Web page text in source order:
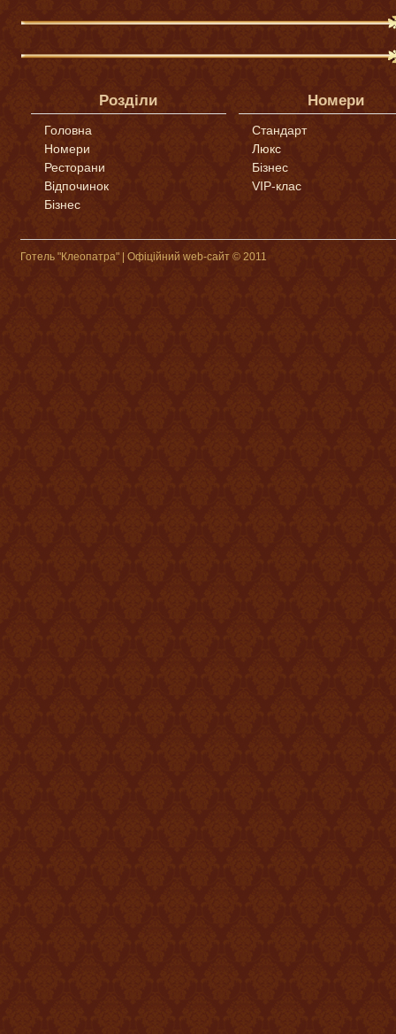
Розділи
Головна
Номери
Ресторани
Відпочинок
Бізнес
Номери
Стандарт
Люкс
Бізнес
VIP-клас
Готель "Клеопатра" | Офіційний web-сайт © 2011